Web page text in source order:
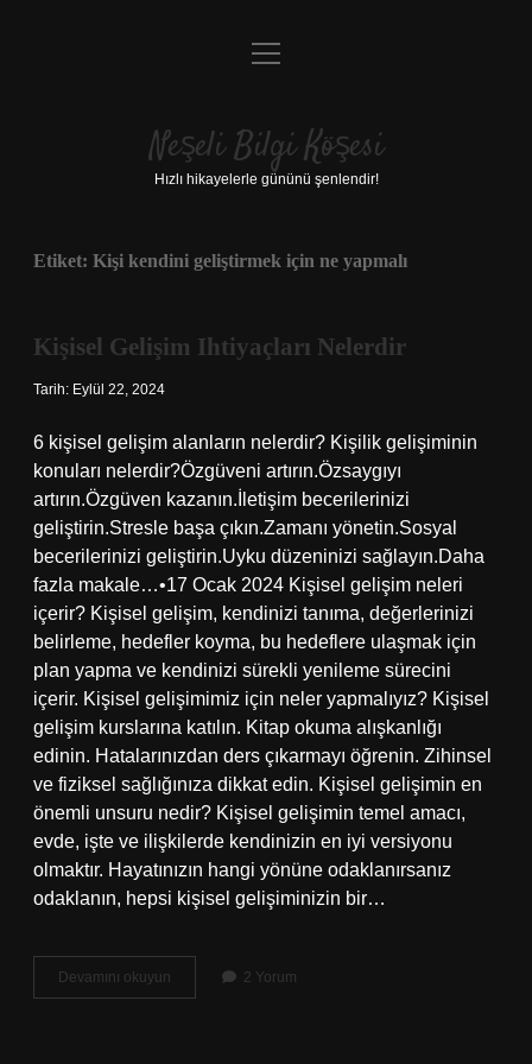
Anasayfa
Yasal Uyarı
menüyü
Neşeli Bilgi Köşesi
Hızlı hikayelerle gününü şenlendir!
Etiket: Kişi kendini geliştirmek için ne yapmalı
Kişisel Gelişim Ihtiyaçları Nelerdir
Tarih: Eylül 22, 2024
6 kişisel gelişim alanların nelerdir? Kişilik gelişiminin
konuları nelerdir?Özgüveni artırın.Özsaygıyı
artırın.Özgüven kazanın.İletişim becerilerinizi
geliştirin.Stresle başa çıkın.Zamanı yönetin.Sosyal
becerilerinizi geliştirin.Uyku düzeninizi sağlayın.Daha
fazla makale…•17 Ocak 2024 Kişisel gelişim neleri
içerir? Kişisel gelişim, kendinizi tanıma, değerlerinizi
belirleme, hedefler koyma, bu hedeflere ulaşmak için
plan yapma ve kendinizi sürekli yenileme sürecini
içerir. Kişisel gelişimimiz için neler yapmalıyız? Kişisel
gelişim kurslarına katılın. Kitap okuma alışkanlığı
edinin. Hatalarınızdan ders çıkarmayı öğrenin. Zihinsel
ve fiziksel sağlığınıza dikkat edin. Kişisel gelişimin en
önemli unsuru nedir? Kişisel gelişimin temel amacı,
evde, işte ve ilişkilerde kendinizin en iyi versiyonu
olmaktır. Hayatınızın hangi yönüne odaklanırsanız
odaklanın, hepsi kişisel gelişiminizin bir…
Devamını okuyun
Gelişim
2 Yorum